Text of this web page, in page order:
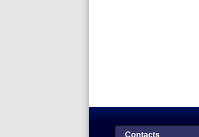
Contacts